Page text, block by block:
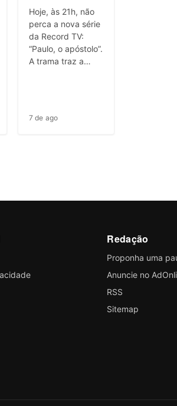
Hoje, às 21h, não
perca a nova série
da Record TV:
“Paulo, o apóstolo”.
A trama traz a…
7 de ago
Redação
Proponha uma
Anuncie no
RSS
Sitemap